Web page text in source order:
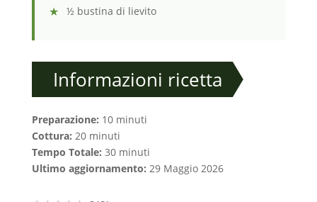
½ bustina di lievito
Informazioni ricetta
Preparazione: 10 minuti
Cottura: 20 minuti
Tempo Totale: 30 minuti
Ultimo aggiornamento: 29 Maggio 2026